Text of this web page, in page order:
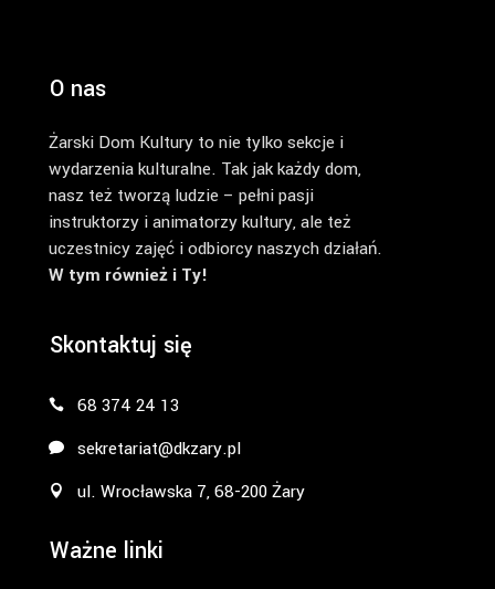
O nas
Żarski Dom Kultury to nie tylko sekcje i
wydarzenia kulturalne. Tak jak każdy dom,
nasz też tworzą ludzie – pełni pasji
instruktorzy i animatorzy kultury, ale też
uczestnicy zajęć i odbiorcy naszych działań.
W tym również i Ty!
Skontaktuj się
68 374 24 13
sekretariat@dkzary.pl
ul. Wrocławska 7, 68-200 Żary
Ważne linki